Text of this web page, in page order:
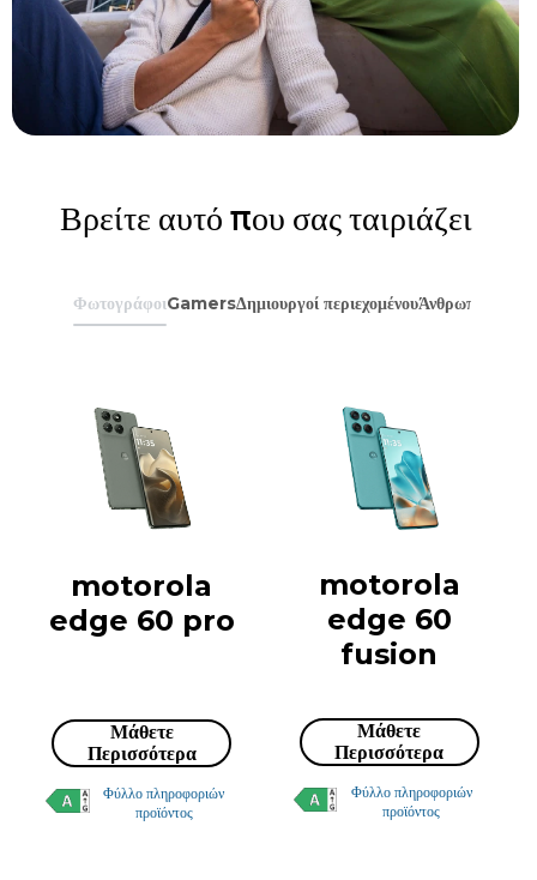
Βρείτε αυτό που σας ταιριάζει
ΦωτογράφοιGamersΔημιουργοί περιεχομένουΆνθρωποι που
motorola
edge 60 pro
Μάθετε
Περισσότερα
Φύλλο πληροφοριών
προϊόντος
motorola
edge 60
fusion
Μάθετε
Περισσότερα
Φύλλο πληροφοριών
προϊόντος